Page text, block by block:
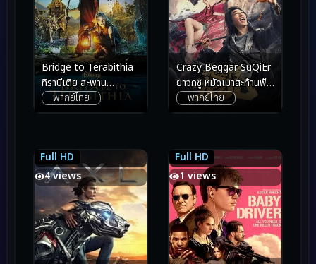
Bridge to Terabithia
ทิราบีเตีย สะพาน
มหัศจรรย์ (2007)
พากย์ไทย
Crazy Beggar SuQiEr
ยาจกซู หมัดเมาสะท้านฟ้า
(2020)
พากย์ไทย
Full HD
6.3
4 views
6.3 Full HD
8.0
1 views
8.0